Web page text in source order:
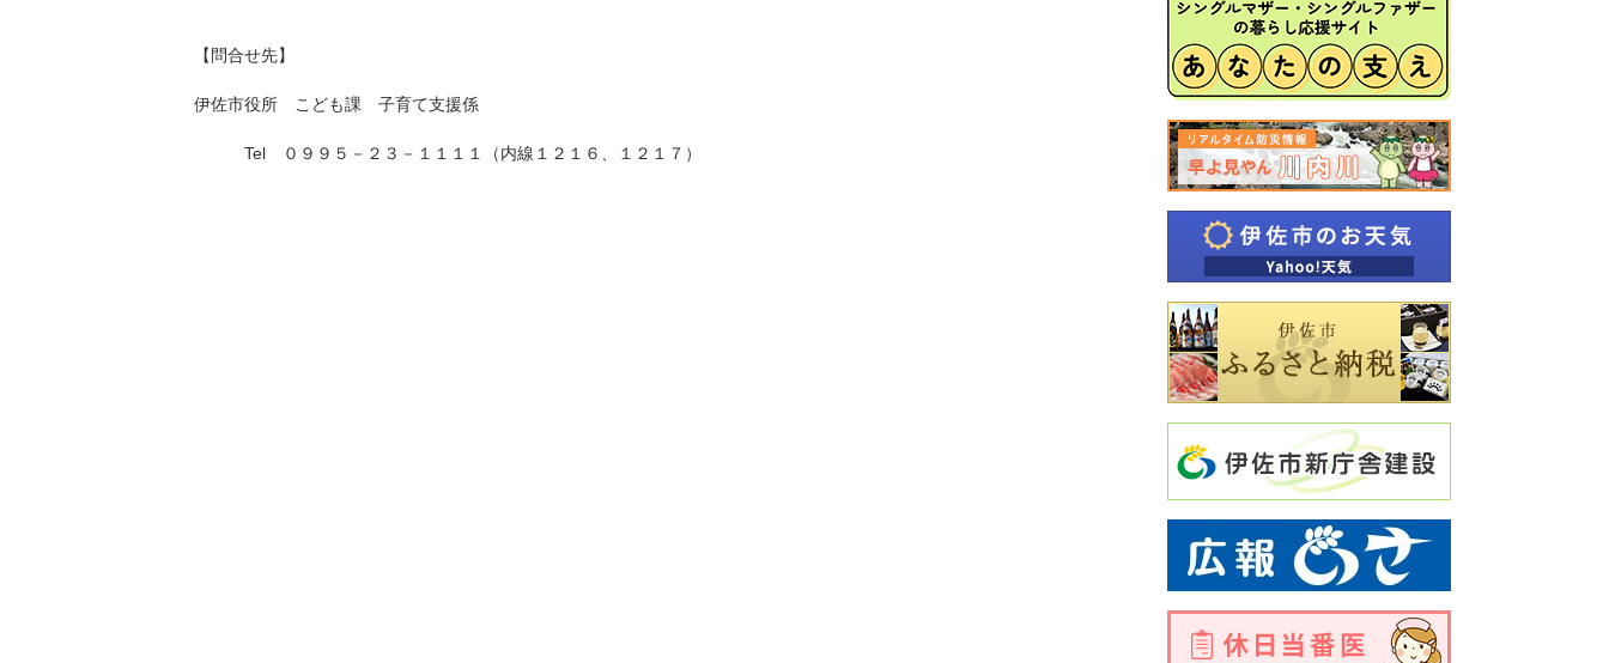
【問合せ先】
伊佐市役所 こども課 子育て支援係
Tel ０９９５－２３－１１１１（内線１２１６、１２１７）